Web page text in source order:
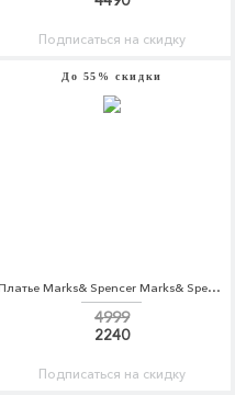
Подписаться на скидку
До 55% скидки
Платье Marks& Spencer Marks& Spencer MA178EWARAS8
4999
2240
Подписаться на скидку